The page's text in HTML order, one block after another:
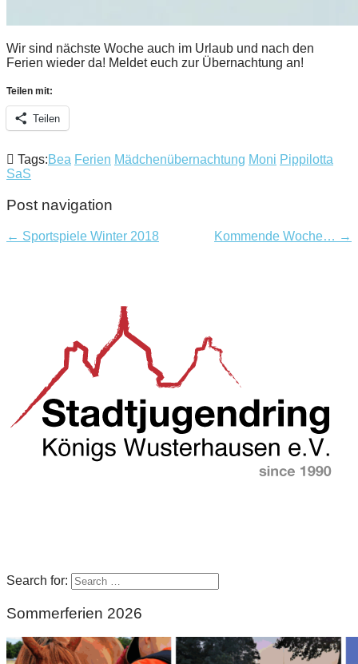
Wir sind nächste Woche auch im Urlaub und nach den
Ferien wieder da! Meldet euch zur Übernachtung an!
Teilen mit:
Teilen
Tags:Bea Ferien Mädchenübernachtung Moni Pippilotta
SaS
Post navigation
← Sportspiele Winter 2018 Kommende Woche… →
Search for:
Sommerferien 2026